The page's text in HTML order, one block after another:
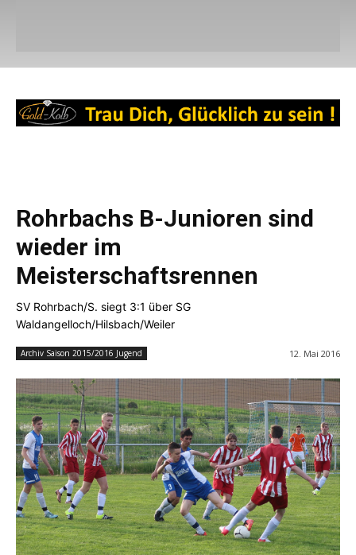
Rohrbachs B-Junioren sind
wieder im
Meisterschaftsrennen
SV Rohrbach/S. siegt 3:1 über SG
Waldangelloch/Hilsbach/Weiler
Archiv Saison 2015/2016 Jugend 12. Mai 2016